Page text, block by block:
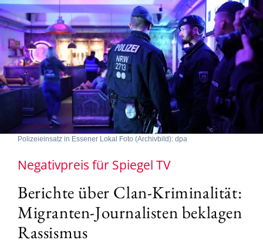
Polizeieinsatz in Essener Lokal Foto (Archivbild): dpa
Negativpreis für Spiegel TV
Berichte über Clan-Kriminalität:
Migranten-Journalisten beklagen
Rassismus